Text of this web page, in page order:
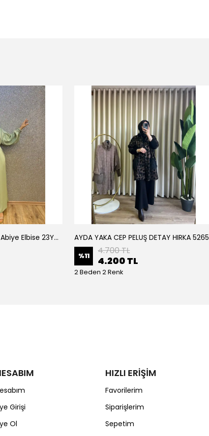
Armine Manşeti Piliseli Abiye Elbise 23Y9617 AYDA YAKA CEP PELUŞ DETAY HIRKA 5265
%11 4.700 TL
4.200 TL
2 Beden 2 Renk
Girişi
Ol
HIZLI ERİŞİM
Favorilerim
Siparişlerim
Sepetim